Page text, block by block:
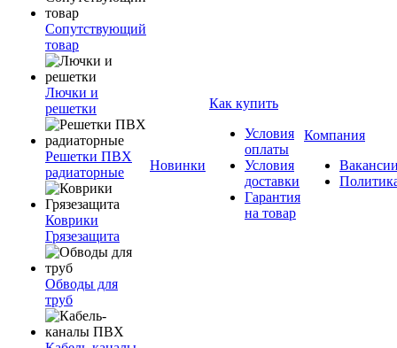
Сопутствующий
товар
Лючки и
решетки
Решетки ПВХ
радиаторные
Коврики
Грязезащита
Обводы для
труб
Новинки
Как купить
Условия
оплаты
Условия
доставки
Гарантия
на товар
Компания